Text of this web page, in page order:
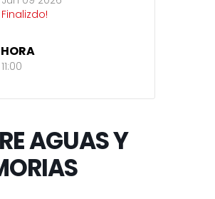
Finalizdo!
HORA
11:00
AGUAS Y